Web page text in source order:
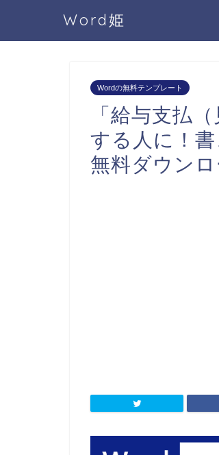
Word姫
Wordの無料テンプレート
「給与支払
する人に！
無料ダウンロ